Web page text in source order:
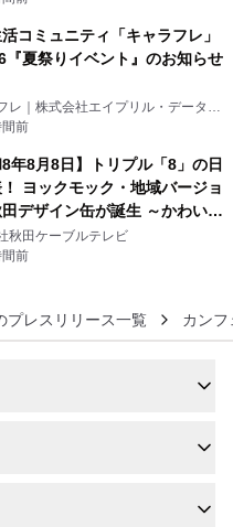
コミュニティ「キャラフレ」
『夏祭りイベント』のお知らせ
レ｜株式会社エイプリル・データ・
ズ前
8年8月8日】トリプル「8」の日
ヨックモック・地域バージョ
デザイン缶が誕生 ～かわいい
子犬と秋田の四季と名所を巡
ージ～ 9月1日(火)秋田県内で
秋田ケーブルテレビ
前
プレスリリース一覧 カン